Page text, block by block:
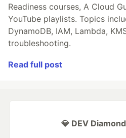
Readiness courses, A Cloud
YouTube playlists. Topics
DynamoDB, IAM, Lambda,
troubleshooting.
Read full post
💎 DEV